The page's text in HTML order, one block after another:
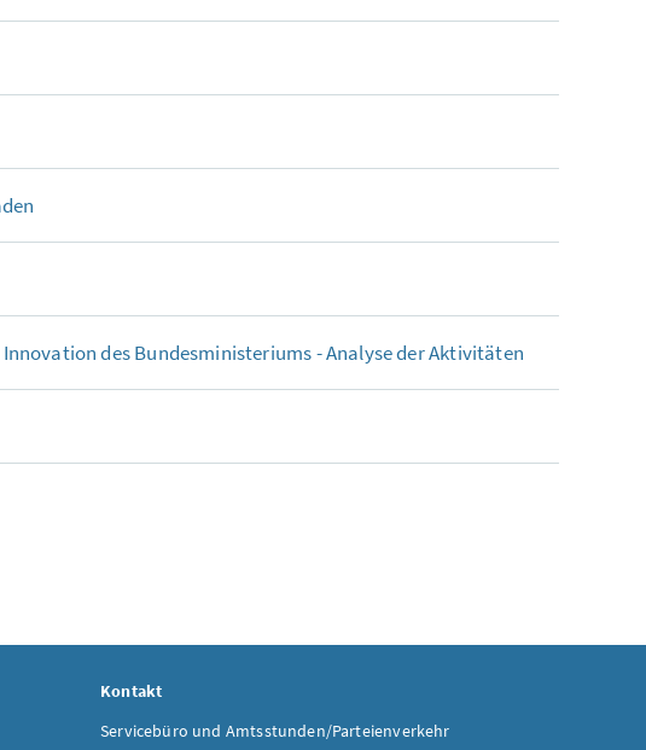
des Bundesministeriums - Analyse der Aktivitäten
Kontakt
Servicebüro und Amtsstunden/Parteienverkehr